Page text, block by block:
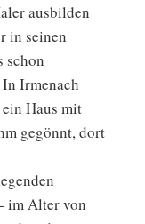
ausbilden
in seinen
schon
Irmenach
Haus mit
gegönnt, dort
im Alter von